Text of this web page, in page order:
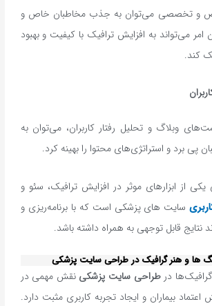
و تخصصی می‌توان به جذب مخاطبان خاص و
می‌تواند به افزایش ترافیک با کیفیت و بهبود
کند.
وبلاگ و تحلیل رفتار کاربران، می‌توان به
پی برد و استراتژی‌های محتوا را بهینه کرد.
از ابزارهای موثر در افزایش ترافیک، سئو و
سایت های پزشکی است که با برنامه‌ریزی و
قابل توجهی به همراه داشته باشد.
ها و هنر گرافیک‌ در طراحی سایت پزشکی
درطراحی سایت پزشکی نقش مهمی در
اعتماد بیماران و ایجاد تجربه کاربری مثبت دارد.